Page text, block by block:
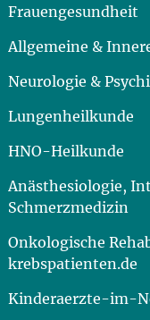
Frauengesundheit
Allgemeine &
Neurologie &
Lungenheilkunde
HNO-Heilkunde
Anästhesiologie,
Schmerzmedizin
Onkologische
krebspatienten.de
Kinderaerzte-im-